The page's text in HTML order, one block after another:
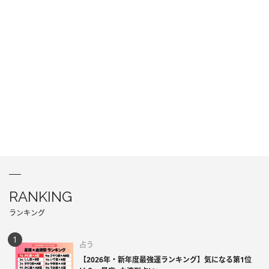
RANKING
ランキング
占う
【2026年・新年度最強運ランキング】気になる第1位